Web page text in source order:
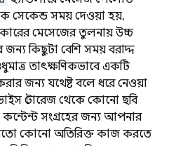
সেকেন্ড সময় দেওয়া হয়,
মেসেজের তুলনায় উচ্চ
জন্য কিছুটা বেশি সময় বরাদ্দ
তাৎক্ষণিকভাবে একটি
জন্য যথেষ্ট বলে ধরে নেওয়া
স্টোরেজ থেকে কোনো ছবি
সংগ্রহের জন্য আপনার
কোনো অতিরিক্ত কাজ করতে